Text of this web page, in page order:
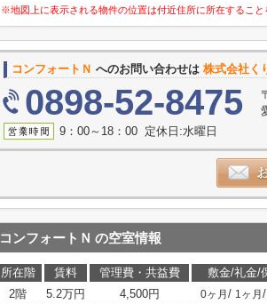
※地図上に表示される物件の位置は付近住所に所在するこ
コンフォートＮ へのお問い合わせは 株式会社く
0898-52-8475
9：00～18：00 定休日:水曜日
コンフォートＮ の空室情報
所在階 賃料 管理費・共益費 敷金/礼金/
2階
5.2万円 4,500円 0ヶ月 / 1ヶ月 /